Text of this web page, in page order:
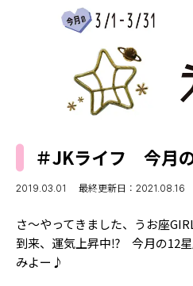
着回し
ビューティニュース
トレンドメイク
ベストコスメ
ヘアアレンジ・ヘアケア
スキンケア
SCHOOL
制服コーデ
学校ヘアメイク
勉強・受験・進路
ENTERTAINMENT
エンタメニュース
なにわ男子
LIFESTYLE
ライフスタイルニュース
モデルの購入品
おでかけ
JK TREND
MODELS
MODEL'S BLOG
TikTok
Instagram
＃JKライフ 今月
2019.03.01 最終更新日：2021.08.16
さ～やってきました、うお座
到来、運気上昇中⁉ 今月の12
みよー♪